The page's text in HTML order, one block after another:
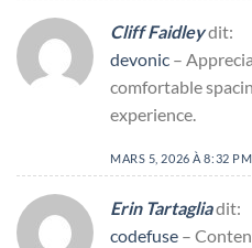
Cliff Faidleydit:
devonic –
comfortable
experience.
MARS 5, 2026 À 8:32 PM
Erin Tartagliadit:
codefuse –